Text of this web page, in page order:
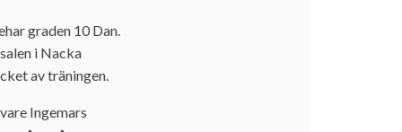
graden 10 Dan.
i Nacka
av träningen.
Ingemars